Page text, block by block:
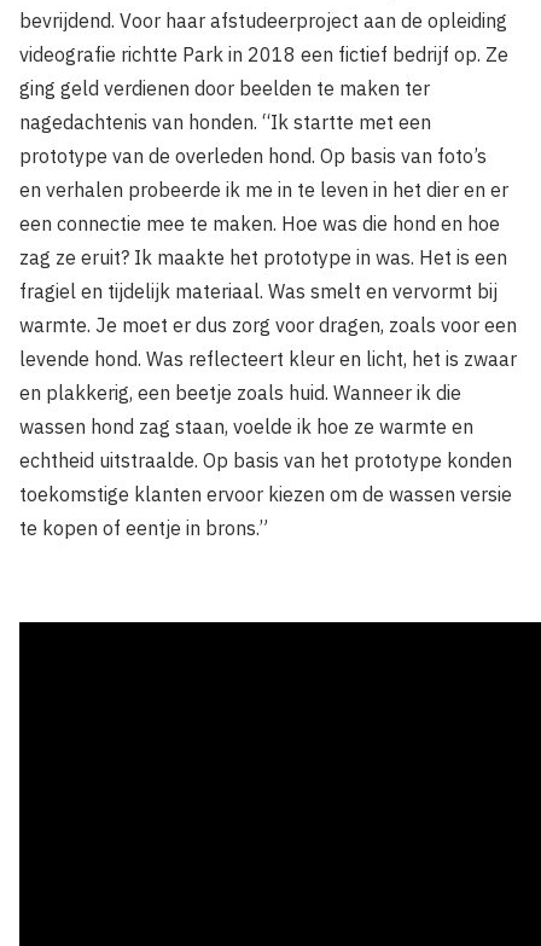
bevrijdend. Voor haar afstudeerproject aan de opleiding
videografie richtte Park in 2018 een fictief bedrijf op. Ze
ging geld verdienen door beelden te maken ter
nagedachtenis van honden. “Ik startte met een
prototype van de overleden hond. Op basis van foto’s
en verhalen probeerde ik me in te leven in het dier en er
een connectie mee te maken. Hoe was die hond en hoe
zag ze eruit? Ik maakte het prototype in was. Het is een
fragiel en tijdelijk materiaal. Was smelt en vervormt bij
warmte. Je moet er dus zorg voor dragen, zoals voor een
levende hond. Was reflecteert kleur en licht, het is zwaar
en plakkerig, een beetje zoals huid. Wanneer ik die
wassen hond zag staan, voelde ik hoe ze warmte en
echtheid uitstraalde. Op basis van het prototype konden
toekomstige klanten ervoor kiezen om de wassen versie
te kopen of eentje in brons.”